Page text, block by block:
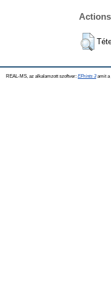
REAL-MS, az alkalamzott szoftver: EPrints 3amit a